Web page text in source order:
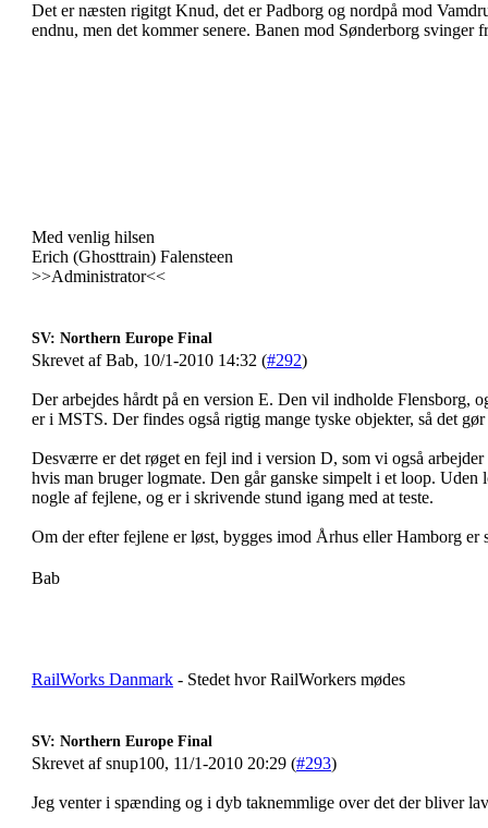
Det er næsten rigitgt Knud, det er Padborg og nordpå mod
endnu, men det kommer senere. Banen mod Sønderborg
Med venlig hilsen
Erich (Ghosttrain) Falensteen
>>Administrator<<
SV: Northern Europe Final
Skrevet af Bab, 10/1-2010 14:32 (#292)
Der arbejdes hårdt på en version E. Den vil indholde Flensborg,
er i MSTS. Der findes også rigtig mange tyske objekter, så det
Desværre er det røget en fejl ind i version D, som vi også
hvis man bruger logmate. Den går ganske simpelt i et loop.
nogle af fejlene, og er i skrivende stund igang med at teste.
Om der efter fejlene er løst, bygges imod Århus eller Hamborg er
Bab
RailWorks Danmark - Stedet hvor RailWorkers mødes
SV: Northern Europe Final
Skrevet af snup100, 11/1-2010 20:29 (#293)
Jeg venter i spænding og i dyb taknemmlige over det der bliver